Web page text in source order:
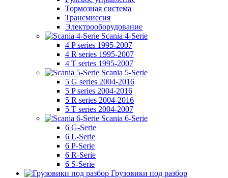
Тормозная система
Трансмиссия
Электрооборудование
Scania 4-Serie
4 P series 1995-2007
4 R series 1995-2007
4 T series 1995-2007
Scania 5-Serie
5 G series 2004-2016
5 P series 2004-2016
5 R series 2004-2016
5 T series 2004-2007
Scania 6-Serie
6 G-Serie
6 L-Serie
6 P-Serie
6 R-Serie
6 S-Serie
Грузовики под разбор